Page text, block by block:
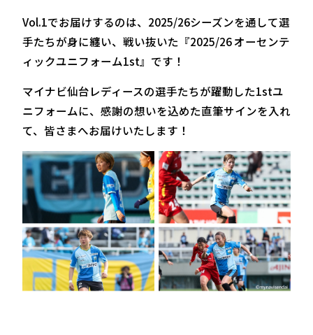
Vol.1でお届けするのは、2025/26シーズンを通して選
手たちが身に纏い、戦い抜いた『2025/26 オーセンテ
ィックユニフォーム1st』です！
マイナビ仙台レディースの選手たちが躍動した1stユ
ニフォームに、感謝の想いを込めた直筆サインを入れ
て、皆さまへお届けいたします！